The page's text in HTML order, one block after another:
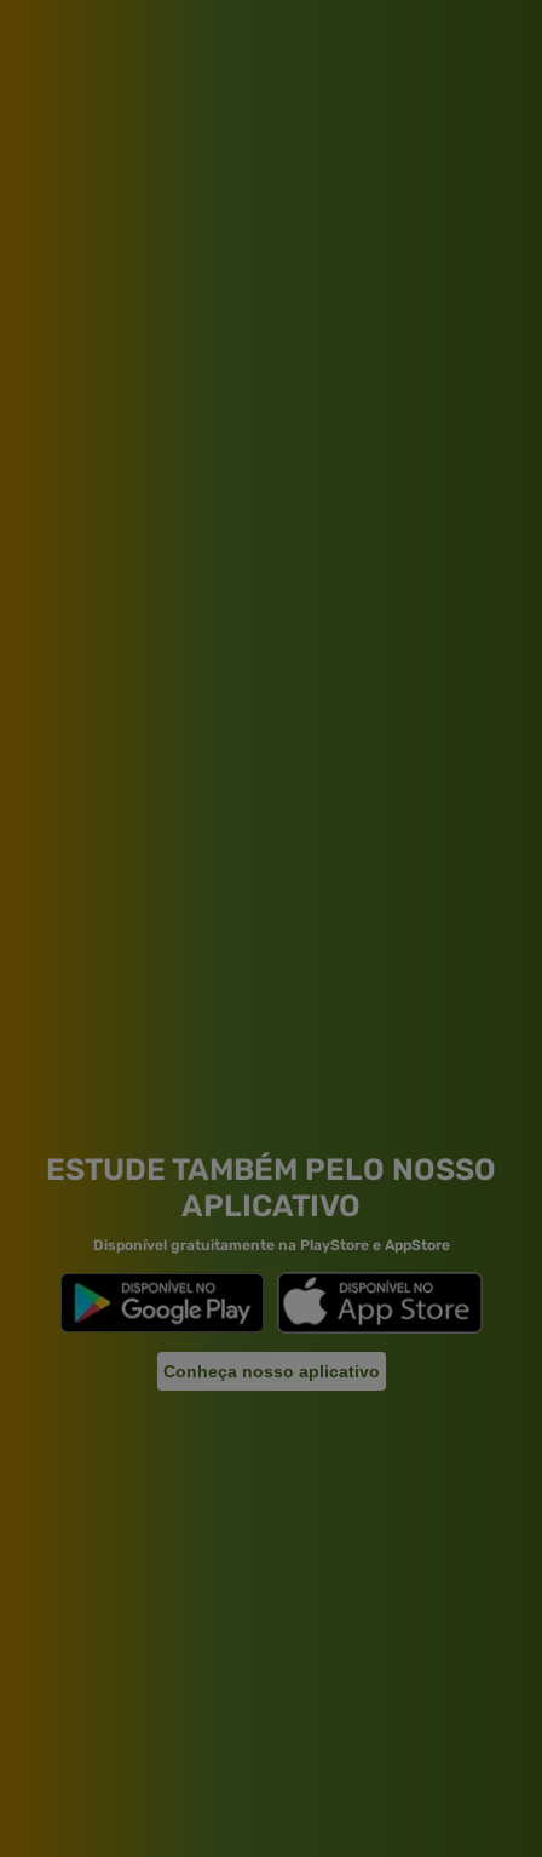
ESTUDE TAMBÉM PELO NOSSO
APLICATIVO
Disponível gratuitamente na PlayStore e AppStore
Conheça nosso aplicativo